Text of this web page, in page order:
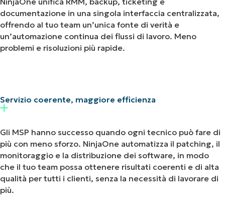
documentazione in una singola interfaccia centralizzata,
offrendo al tuo team un’unica fonte di verità e
un’automazione continua dei flussi di lavoro. Meno
problemi e risoluzioni più rapide.
Servizio coerente, maggiore efficienza
Gli MSP hanno successo quando ogni tecnico può fare di
più con meno sforzo. NinjaOne automatizza il patching, il
monitoraggio e la distribuzione dei software, in modo
che il tuo team possa ottenere risultati coerenti e di alta
qualità per tutti i clienti, senza la necessità di lavorare di
più.